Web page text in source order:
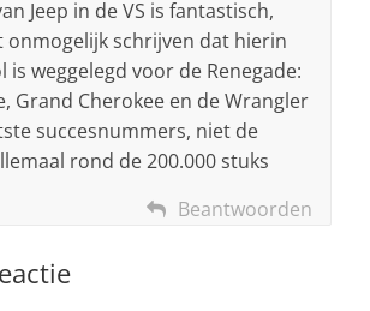
Jeep in de VS is fantastisch,
onmogelijk schrijven dat hierin
is weggelegd voor de Renegade:
Grand Cherokee en de Wrangler
succesnummers, niet de
rond de 200.000 stuks
Beantwoorden